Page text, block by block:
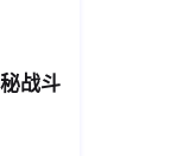
战斗